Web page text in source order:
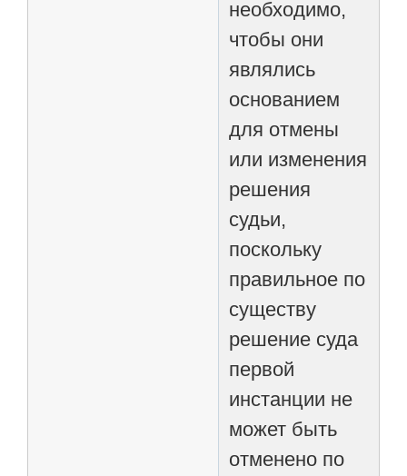
необходимо,
чтобы они
являлись
основанием
для отмены
или изменения
решения
судьи,
поскольку
правильное по
существу
решение суда
первой
инстанции не
может быть
отменено по